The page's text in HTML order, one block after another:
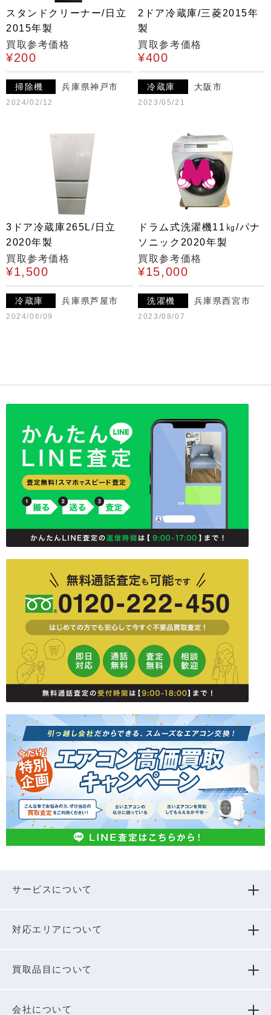
スタンドクリーナー/日立
2015年製
買取参考価格
¥200
掃除機 兵庫県神戸市
2024/02/12
2ドア冷蔵庫/三菱2015年
製
買取参考価格
¥400
冷蔵庫 大阪市
2023/05/21
3ドア冷蔵庫265L/日立
2020年製
買取参考価格
¥1,500
冷蔵庫 兵庫県芦屋市
2024/06/09
ドラム式洗濯機11㎏/パナ
ソニック2020年製
買取参考価格
¥15,000
洗濯機 兵庫県西宮市
2023/08/07
サービスについて
対応エリアについて
買取品⽬について
会社について